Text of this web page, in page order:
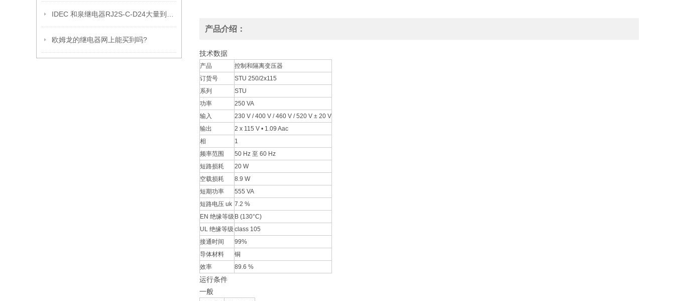
欧姆龙的继电器网上能买到吗?
产品介绍：
技术数据
产品
控制和隔离变压器
订货号
STU 250/2x115
系列
STU
功率
250 VA
输入
230 V / 400 V / 460 V / 520 V ± 20 V
输出
2 x 115 V • 1.09 Aac
相
1
频率范围
50 Hz 至 60 Hz
短路损耗
20 W
空载损耗
8.9 W
短期功率
555 VA
短路电压 uk 7.2 %
EN 绝缘等级 B (130°C)
UL 绝缘等级 class 105
接通时间
99%
导体材料
铜
效率
89.6 %
运行条件
一般